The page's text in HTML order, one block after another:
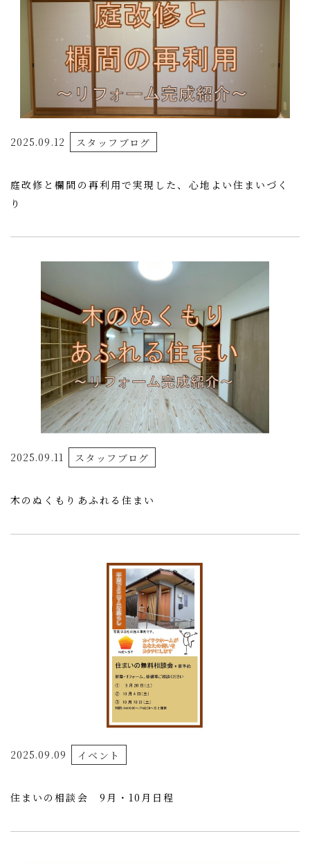
2025.09.12 スタッフブログ
庭改修と欄間の再利用で実現した、心地よい住まいづく
り
2025.09.11 スタッフブログ
木のぬくもりあふれる住まい
2025.09.09 イベント
住まいの相談会 9月・10月日程